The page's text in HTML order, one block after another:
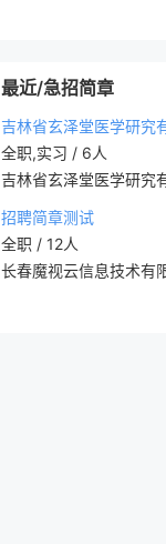
最近/急招简章
吉林省玄泽堂医学研究
全职,实习 / 6人
吉林省玄泽堂医学研究
招聘简章测试
全职 / 12人
长春魔视云信息技术有